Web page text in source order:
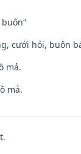
cưới hỏi, buôn
mả.
mả.